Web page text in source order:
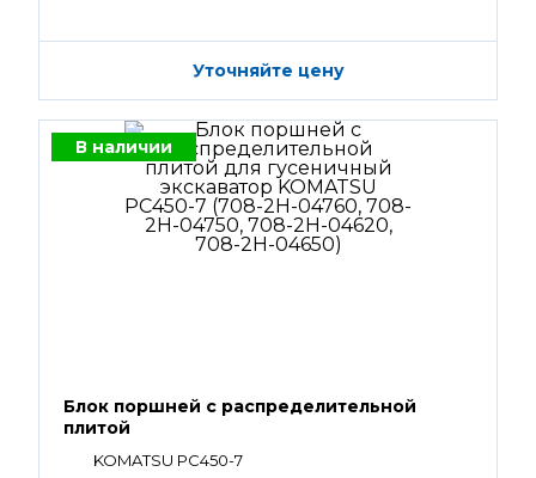
Уточняйте цену
В наличии
Блок поршней c распределительной
плитой
KOMATSU PC450-7